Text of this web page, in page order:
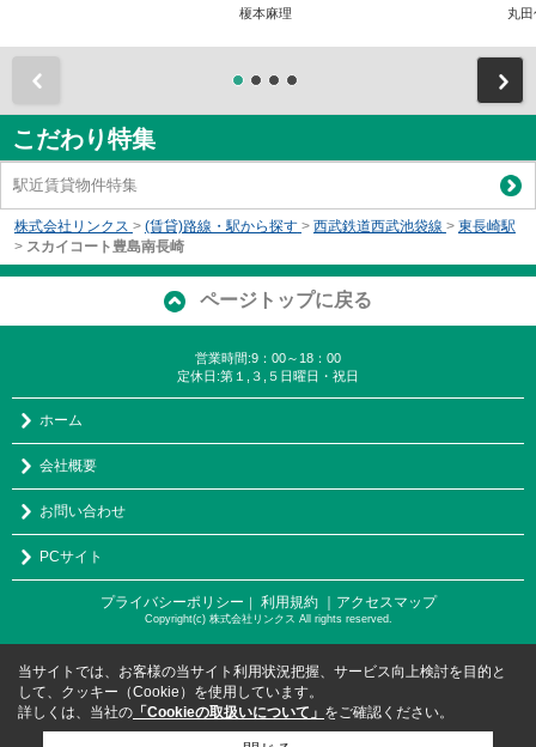
榎本麻理 丸
こだわり特集
駅近賃貸物件特集
株式会社リンクス > (賃貸)路線・駅から探す > 西武鉄道西武池袋線 > 東長崎駅
> スカイコート豊島南長崎
ページトップに戻る
営業時間:9：00～18：00
定休日:第１,３,５日曜日・祝日
ホーム
会社概要
お問い合わせ
PCサイト
プライバシーポリシー 利用規約 ｜アクセスマップ
Copyright(c) 株式会社リンクス All rights reserved.
当サイトでは、お客様の当サイト利用状況把握、サービス向上検討を目的と
して、クッキー（Cookie）を使用しています。
詳しくは、当社の 「Cookieの取扱いについて」 をご確認ください。